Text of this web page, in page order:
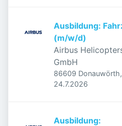
Ausbildung:
(m/w/d)
Airbus
GmbH
86609
Veröffentlicht
24.7.2026
Ausbildung: